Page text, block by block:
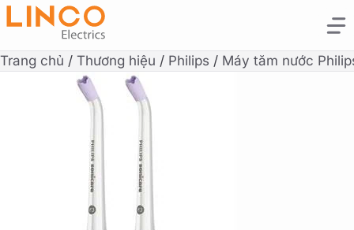
Trang chủ / Thương hiệu / Philips / Máy tăm nước